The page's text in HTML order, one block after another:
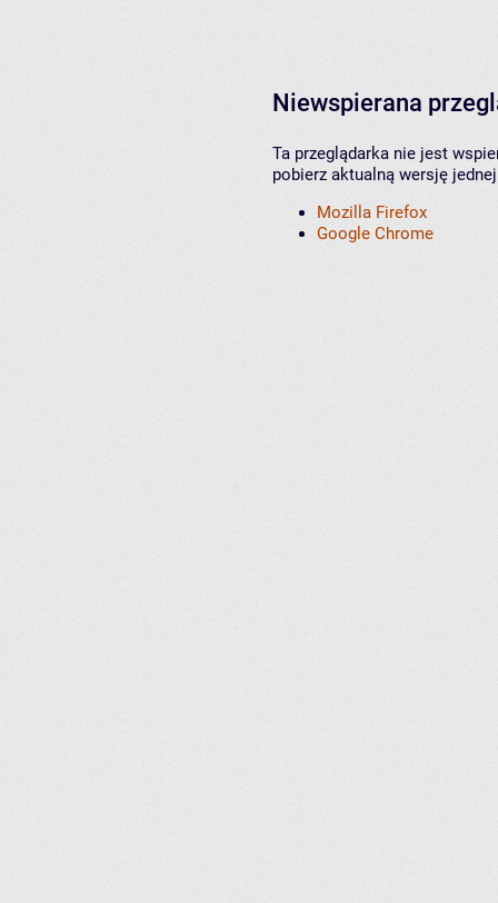
Niewspierana
Ta przeglądarka nie jest
pobierz aktualną wersję
Mozilla Firefox
Google Chrome